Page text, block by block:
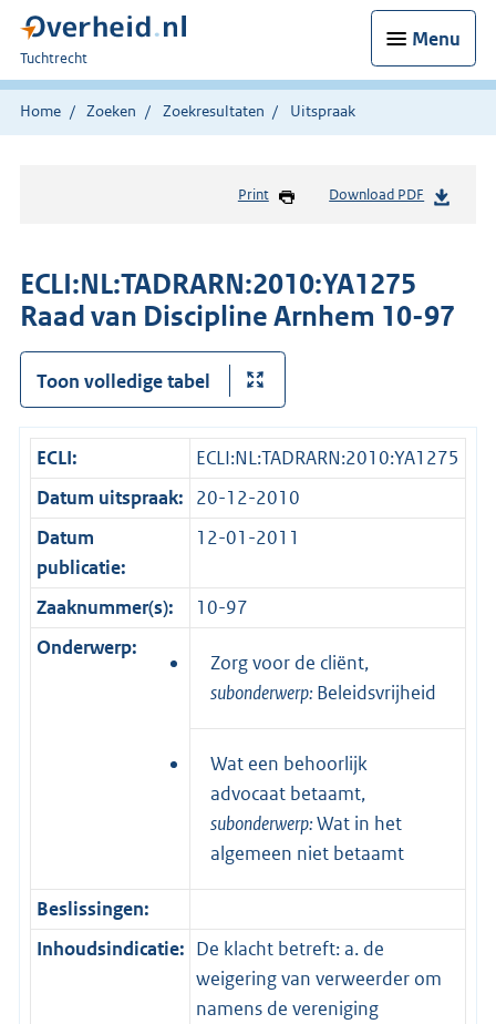
Menu
U
bent
hier:
Tuchtrecht
Home Zoeken Zoekresultaten Uitspraak
Print Download PDF
ECLI:NL:TADRARN:2010:YA1275
Raad van Discipline Arnhem 10-97
Toon volledige tabel
ECLI:
ECLI:NL:TADRARN:2010:YA1275
Datum uitspraak: 20-12-2010
Datum
publicatie:
12-01-2011
Zaaknummer(s):
10-97
Onderwerp:
Zorg voor de cliënt,
subonderwerp: Beleidsvrijheid
Wat een behoorlijk
advocaat betaamt,
subonderwerp:Wat in het
algemeen niet betaamt
Beslissingen:
Inhoudsindicatie: De klacht betreft: a. de
weigering van verweerder om
namens de vereniging